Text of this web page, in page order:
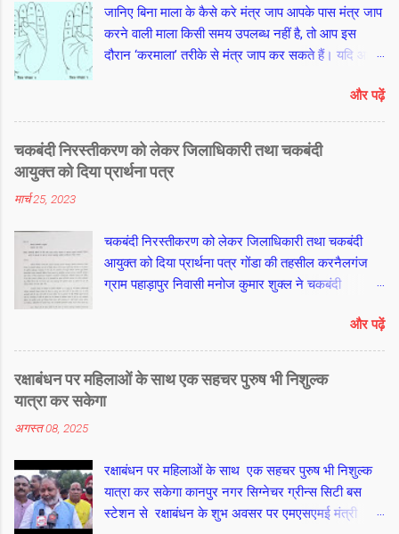
जानिए बिना माला के कैसे करे मंत्र जाप आपके पास मंत्र जाप
करने वाली माला किसी समय उपलब्ध नहीं है, तो आप इस
दौरान ‘करमाला’ तरीके से मंत्र जाप कर सकते हैं। यदि आप
हैं। दाएं हाथ की अनामिका उंगुली यानी मिडिल फिंगर के बीच
के पोरुओं से शुरू कर कनिष्ठा यानी लिटिल फिंगर के पोरुओं से
होते हुए तर्जनी यानी इंडेक्स फिंगर के मूल तक के 10 पोरुओं
को गिनकर आप मंत्र जाप कर सकते हैं। अनामिका यानी
मिडिल फिंगर के बीच के शेष 2 पोरुओं को माला का सुमेरू
पोरुओं से दहाई की एक संख्या गिनें। इसके बाद दाएं हाथ के
साथ बाएं हाथ पर दहाई के दस बार मंत्र गिनने पर 100 मंत्र
संख्या पूरी हो जाती है। आखिरी आठ मंत्र जप के लिए फिर से
मध्य भाग से गिनती शुरू कर शेष 8 मंत्रों का जानप कर पूरे
108 मंत्र यानी एक माला पूरी की जा सकती है। आचार्य श्याम
जी अग्निहोत्री
और पढ़ें
चकबंदी निरस्तीकरण को लेकर जिलाधिकारी तथा चकबंदी
आयुक्त को दिया प्रार्थना पत्र
मार्च 25, 2023
चकबंदी निरस्तीकरण को लेकर जिलाधिकारी तथा चकबंदी
आयुक्त को दिया प्रार्थना पत्र गोंडा की तहसील करनैलगंज
ग्राम पहाड़ापुर निवासी मनोज कुमार शुक्ल ने चकबंदी
और पढ़ें
रक्षाबंधन पर महिलाओं के साथ एक सहचर पुरुष भी निशुल्क
यात्रा कर सकेगा
अगस्त 08, 2025
रक्षाबंधन पर महिलाओं के साथ एक सहचर पुरुष भी निशुल्क
यात्रा कर सकेगा कानपुर नगर सिग्नेचर ग्रीन्स सिटी बस
स्टेशन से रक्षाबंधन के शुभ अवसर पर एमएसएमई मंत्री